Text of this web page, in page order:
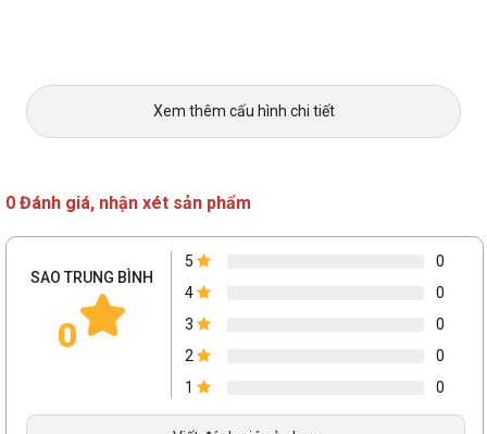
Xem thêm cấu hình chi tiết
0 Đánh giá, nhận xét sản phẩm
SAO TRUNG BÌNH
0
5
0
4
0
3
0
2
0
1
0